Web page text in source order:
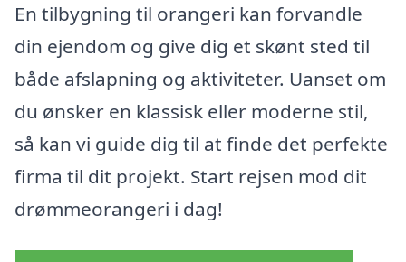
En tilbygning til orangeri kan forvandle
din ejendom og give dig et skønt sted til
både afslapning og aktiviteter. Uanset om
du ønsker en klassisk eller moderne stil,
så kan vi guide dig til at finde det perfekte
firma til dit projekt. Start rejsen mod dit
drømmeorangeri i dag!